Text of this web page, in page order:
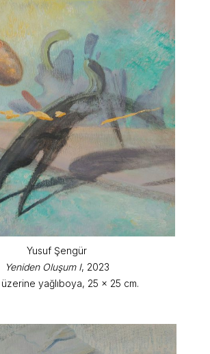
Yusuf Şengür
Yeniden Oluşum I, 2023
yağlıboya, 25 x 25 cm.